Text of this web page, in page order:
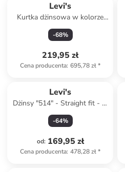
Levi's
Kurtka dżinsowa w kolorze
czarnym
-68%
219,95 zł
Cena producenta: 695,78 zł*
Levi's
Dżinsy "514" - Straight fit - w
kolorze niebieskim
-64%
od: 169,95 zł
Cena producenta: 478,28 zł*